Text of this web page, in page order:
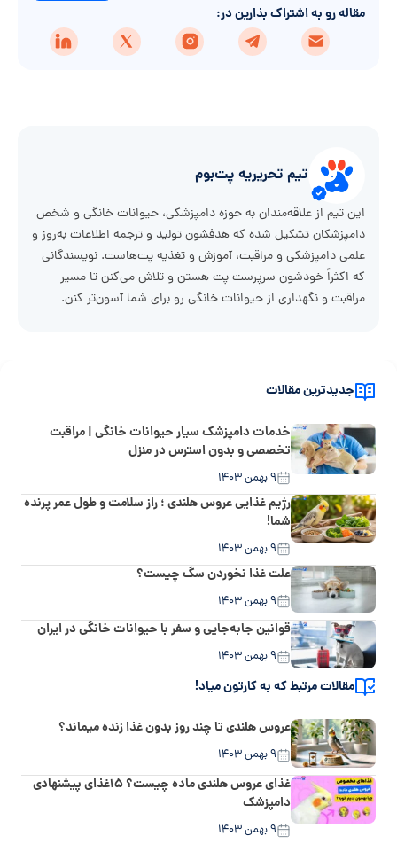
مقاله رو به اشتراک بذارین در:
تیم تحریریه پت‌بوم
این تیم از علاقه‌مندان به حوزه دامپزشکی، حیوانات خانگی و شخص
دامپزشکان تشکیل شده که هدفشون تولید و ترجمه اطلاعات به‌روز و
علمی دامپزشکی و مراقبت، آموزش و تغذیه پت‌هاست. نویسندگانی
که اکثراً خودشون سرپرست پت هستن و تلاش می‌کنن تا مسیر
مراقبت و نگهداری از حیوانات خانگی رو برای شما آسون‌تر کنن.
جدیدترین مقالات
خدمات دامپزشک سیار حیوانات خانگی | مراقبت
تخصصی و بدون استرس در منزل
۹ بهمن ۱۴۰۳
رژیم غذایی عروس هلندی ؛ راز سلامت و طول عمر پرنده
شما!
۹ بهمن ۱۴۰۳
علت غذا نخوردن سگ چیست؟
۹ بهمن ۱۴۰۳
قوانین جابه‌جایی و سفر با حیوانات خانگی در ایران
۹ بهمن ۱۴۰۳
مقالات مرتبط که به کارتون میاد!
عروس هلندی تا چند روز بدون غذا زنده میماند؟
۹ بهمن ۱۴۰۳
غذای عروس هلندی ماده چیست؟ ۱۵غذای پیشنهادی
دامپزشک
۹ بهمن ۱۴۰۳